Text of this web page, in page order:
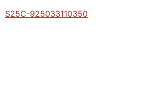
S25C-925033110350